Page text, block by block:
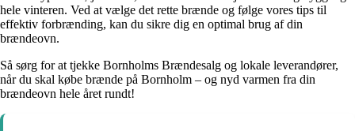
hele vinteren. Ved at vælge det rette brænde og følge vores tips til
effektiv forbrænding, kan du sikre dig en optimal brug af din
brændeovn.
Så sørg for at tjekke Bornholms Brændesalg og lokale leverandører,
når du skal købe brænde på Bornholm – og nyd varmen fra din
brændeovn hele året rundt!